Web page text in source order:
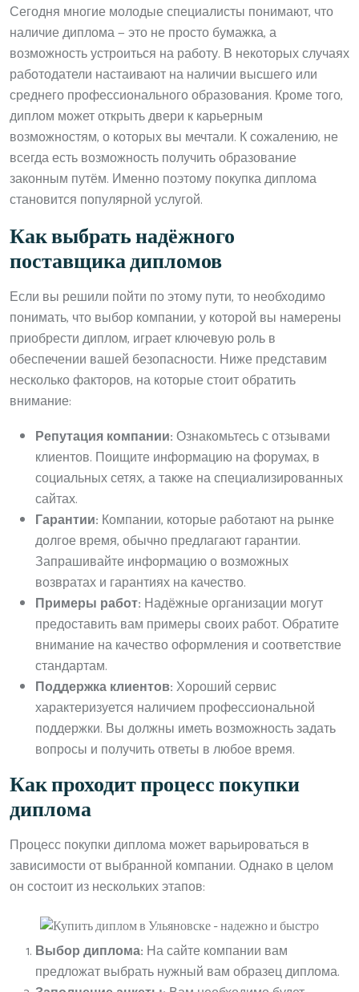
Сегодня многие молодые специалисты понимают, что
наличие диплома — это не просто бумажка, а
возможность устроиться на работу. В некоторых случаях
работодатели настаивают на наличии высшего или
среднего профессионального образования. Кроме того,
диплом может открыть двери к карьерным
возможностям, о которых вы мечтали. К сожалению, не
всегда есть возможность получить образование
законным путём. Именно поэтому покупка диплома
становится популярной услугой.
Как выбрать надёжного
поставщика дипломов
Если вы решили пойти по этому пути, то необходимо
понимать, что выбор компании, у которой вы намерены
приобрести диплом, играет ключевую роль в
обеспечении вашей безопасности. Ниже представим
несколько факторов, на которые стоит обратить
внимание:
Репутация компании:Ознакомьтесь с отзывами
клиентов. Поищите информацию на форумах, в
социальных сетях, а также на специализированных
сайтах.
Гарантии: Компании, которые работают на рынке
долгое время, обычно предлагают гарантии.
Запрашивайте информацию о возможных
возвратах и гарантиях на качество.
Примеры работ: Надёжные организации могут
предоставить вам примеры своих работ. Обратите
внимание на качество оформления и соответствие
стандартам.
Поддержка клиентов:Хороший сервис
характеризуется наличием профессиональной
поддержки. Вы должны иметь возможность задать
вопросы и получить ответы в любое время.
Как проходит процесс покупки
диплома
Процесс покупки диплома может варьироваться в
зависимости от выбранной компании. Однако в целом
он состоит из нескольких этапов:
Выбор диплома: На сайте компании вам
предложат выбрать нужный вам образец диплома.